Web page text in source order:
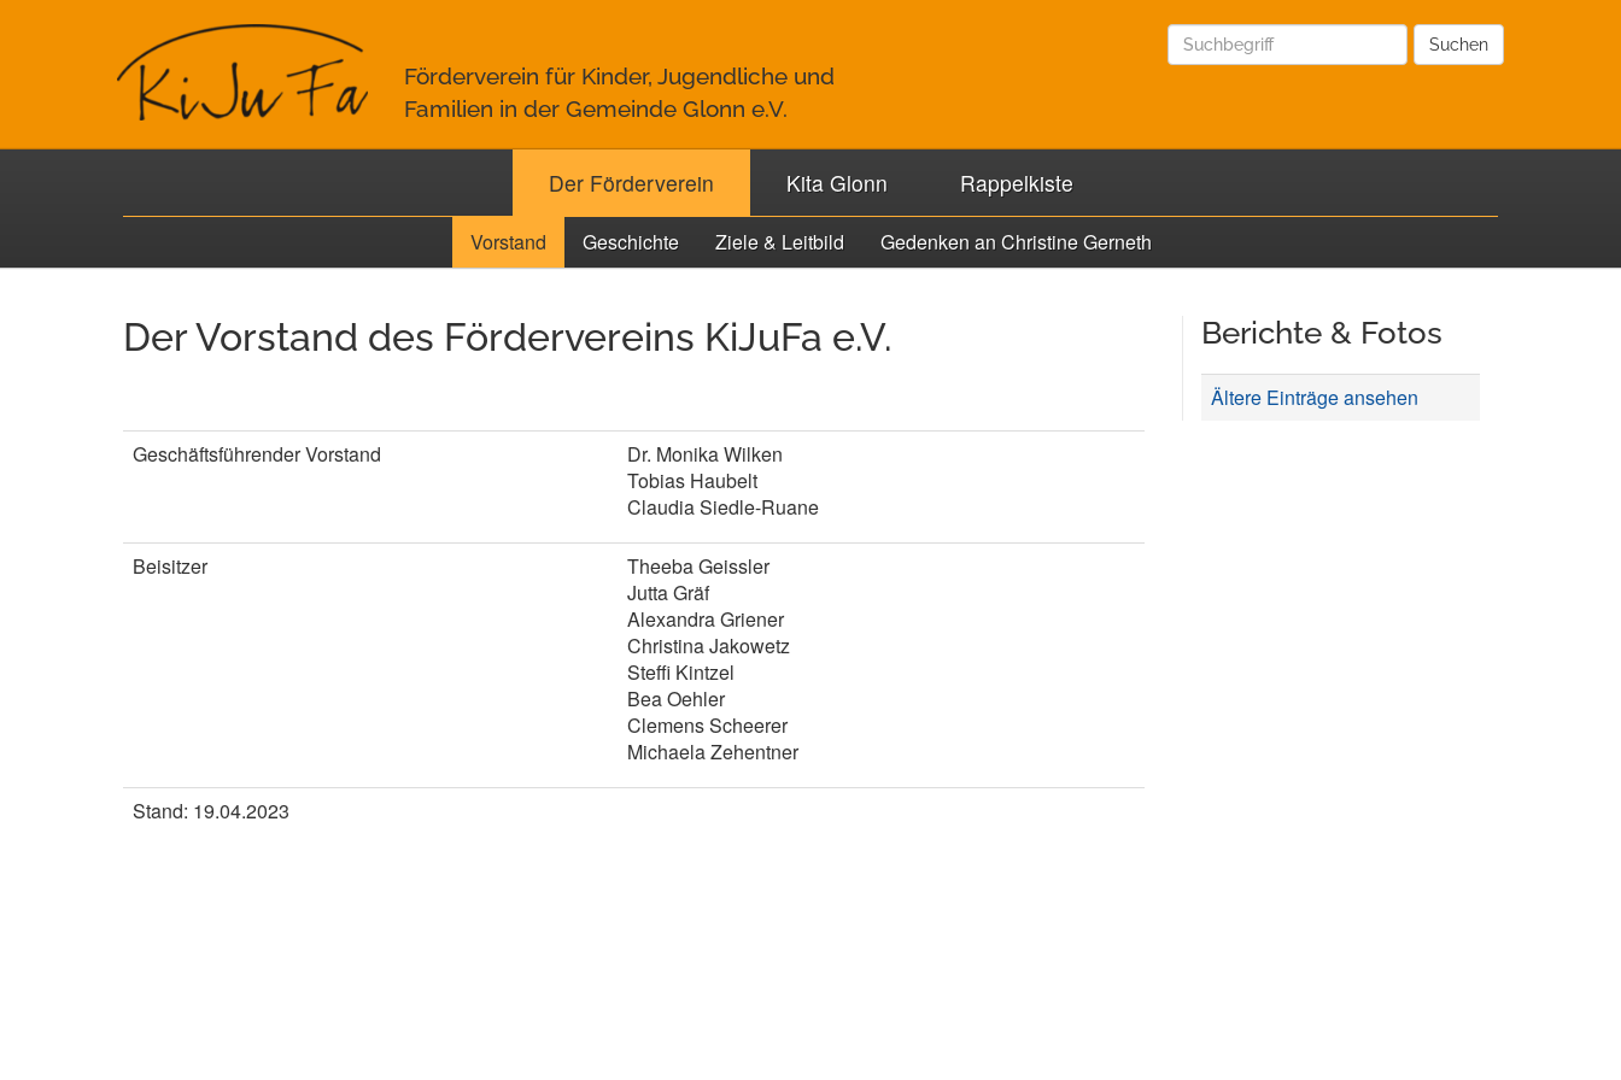
Suchen
Förderverein für Kinder, Jugendliche und
Familien in der Gemeinde Glonn e.V.
Der Förderverein Kita Glonn Rappelkiste
Vorstand Geschichte Ziele & Leitbild Gedenken an Christine Gerneth
Der Vorstand des Fördervereins KiJuFa e.V.
Geschäftsführender Vorstand
Dr. Monika Wilken
Tobias Haubelt
Claudia Siedle-Ruane
Beisitzer
Theeba Geissler
Jutta Gräf
Alexandra Griener
Christina Jakowetz
Steffi Kintzel
Bea Oehler
Clemens Scheerer
Michaela Zehentner
Stand: 19.04.2023
Berichte & Fotos
Ältere Einträge ansehen